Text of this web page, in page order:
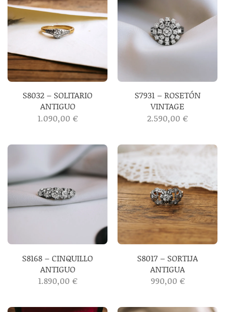
S8032 – SOLITARIO
ANTIGUO
1.090,00 €
S7931 – ROSETÓN
VINTAGE
2.590,00 €
S8168 – CINQUILLO
ANTIGUO
1.890,00 €
S8017 – SORTIJA
ANTIGUA
990,00 €